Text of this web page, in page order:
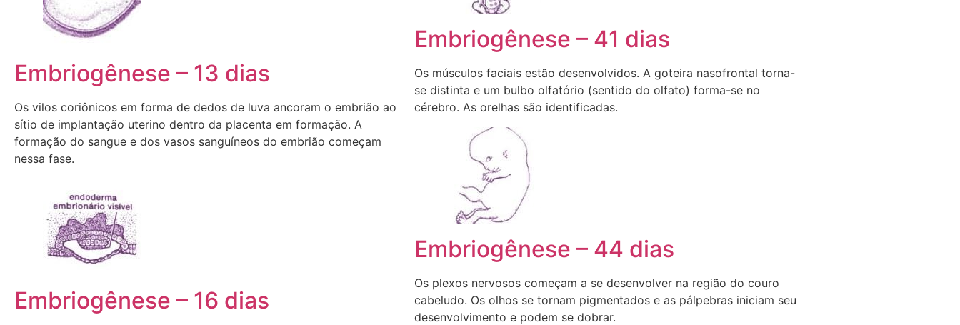
Embriogênese – 13 dias
Os vilos coriônicos em forma de dedos de luva ancoram o embrião ao
sítio de implantação uterino dentro da placenta em formação. A
formação do sangue e dos vasos sanguíneos do embrião começam
nessa fase.
Embriogênese – 16 dias
Embriogênese – 41 dias
Os músculos faciais estão desenvolvidos. A goteira nasofrontal torna-
se distinta e um bulbo olfatório (sentido do olfato) forma-se no
cérebro. As orelhas são identificadas.
Embriogênese – 44 dias
Os plexos nervosos começam a se desenvolver na região do couro
cabeludo. Os olhos se tornam pigmentados e as pálpebras iniciam seu
desenvolvimento e podem se dobrar.